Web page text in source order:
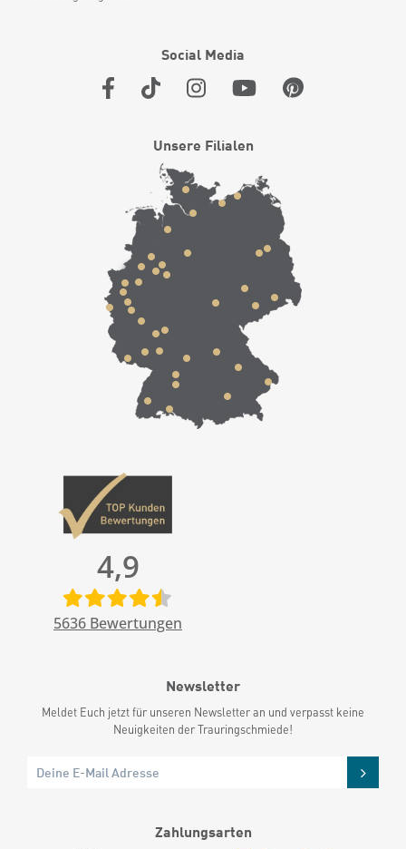
Social Media
Unsere Filialen
4,9
5636 Bewertungen
Newsletter
Meldet Euch jetzt für unseren Newsletter an und verpasst keine
Neuigkeiten der Trauringschmiede!
Zahlungsarten